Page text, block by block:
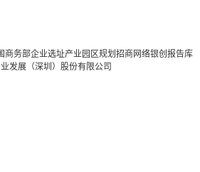
商务部企业选址产业园区规划 招商网络银创报告库
发展（深圳）股份有限公司